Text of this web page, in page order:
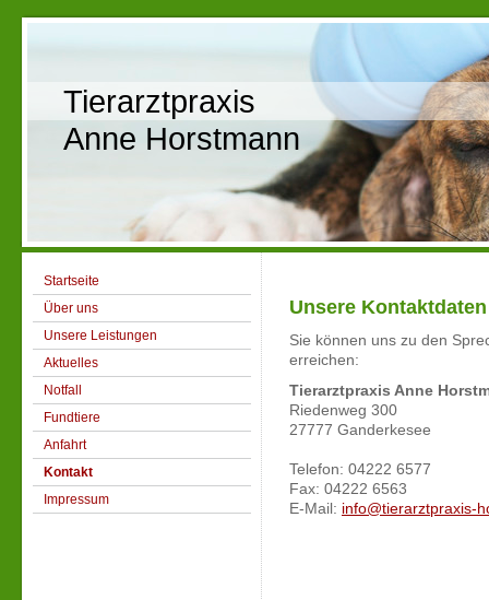
Tierarztpraxis
Anne Horstmann
Startseite
Über uns
Unsere Leistungen
Aktuelles
Notfall
Fundtiere
Anfahrt
Kontakt
Impressum
Unsere Kontaktdaten
Sie können uns zu den
erreichen:
Tierarztpraxis Anne
Riedenweg 300
27777 Ganderkesee
Telefon: 04222 6577
Fax: 04222 6563
E-Mail: info@tierarztpraxis-